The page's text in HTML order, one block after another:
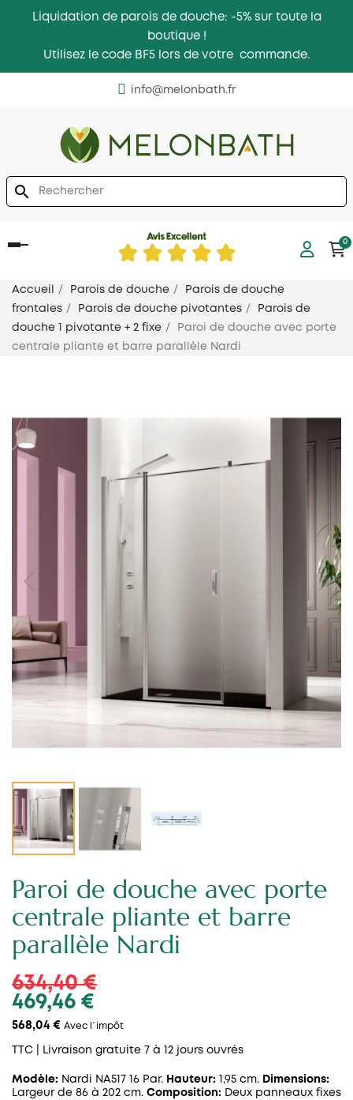
Liquidation de parois de douche: -5% sur toute la
boutique !
Utilisez le code BF5 lors de votre commande.
info@melonbath.fr
search
Basculer
navigation
0
Accueil Parois de douche
Parois de douche
frontales
Parois de douche pivotantes
Parois de
douche 1 pivotante + 2 fixe
Paroi de douche avec porte
centrale pliante et barre parallèle Nardi
Paroi de douche avec porte
centrale pliante et barre
parallèle Nardi
634,40 €
469,46 €
568,04 € Avec l´impôt
TTC | Livraison gratuite 7 à 12 jours ouvrés
Modèle: Nardi NA517 16 Par. Hauteur: 1,95 cm. Dimensions:
Largeur de 86 à 202 cm. Composition: Deux panneaux fixes